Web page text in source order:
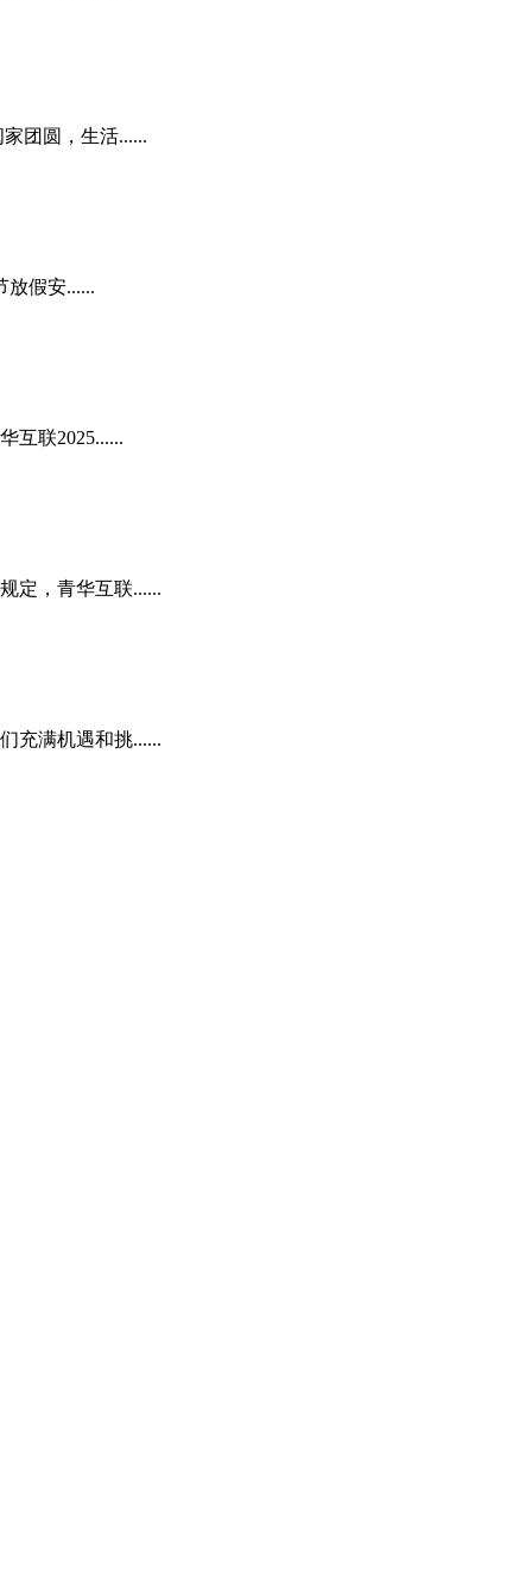
团圆，生活......
放假安......
互联2025......
定，青华互联......
充满机遇和挑......